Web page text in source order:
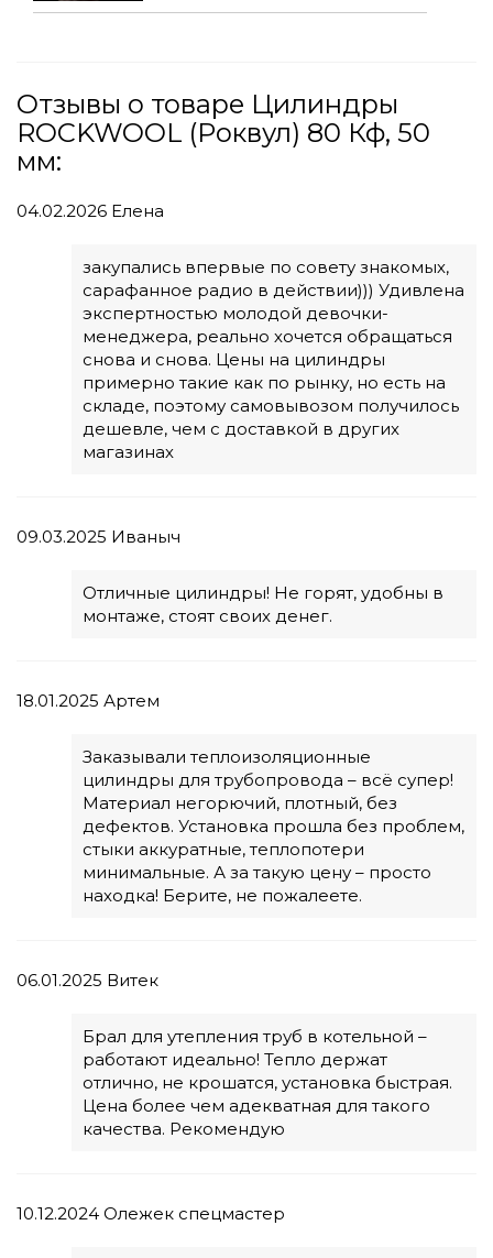
Отзывы о товаре Цилиндры
ROCKWOOL (Роквул) 80 Кф, 50
мм:
04.02.2026 Елена
закупались впервые по совету знакомых,
сарафанное радио в действии))) Удивлена
экспертностью молодой девочки-
менеджера, реально хочется обращаться
снова и снова. Цены на цилиндры
примерно такие как по рынку, но есть на
складе, поэтому самовывозом получилось
дешевле, чем с доставкой в других
магазинах
09.03.2025 Иваныч
Отличные цилиндры! Не горят, удобны в
монтаже, стоят своих денег.
18.01.2025 Артем
Заказывали теплоизоляционные
цилиндры для трубопровода – всё супер!
Материал негорючий, плотный, без
дефектов. Установка прошла без проблем,
стыки аккуратные, теплопотери
минимальные. А за такую цену – просто
находка! Берите, не пожалеете.
06.01.2025 Витек
Брал для утепления труб в котельной –
работают идеально! Тепло держат
отлично, не крошатся, установка быстрая.
Цена более чем адекватная для такого
качества. Рекомендую
10.12.2024 Олежек спецмастер